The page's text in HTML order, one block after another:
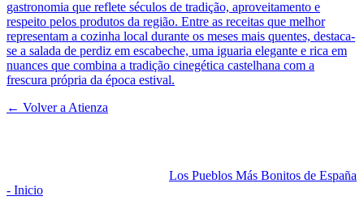
gastronomia que reflete séculos de tradição, aproveitamento e
respeito pelos produtos da região. Entre as receitas que melhor
representam a cozinha local durante os meses mais quentes, destaca-
se a salada de perdiz em escabeche, uma iguaria elegante e rica em
nuances que combina a tradição cinegética castelhana com a
frescura própria da época estival.
← Volver a Atienza
Los Pueblos Más Bonitos de España
- Inicio